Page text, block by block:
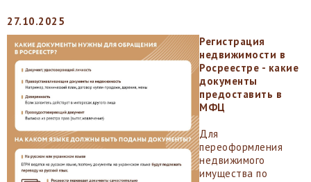
27.10.2025
Регистрация
недвижимости в
Росреестре - какие
документы
предоставить в
МФЦ
Для
переоформления
недвижимого
имущества по